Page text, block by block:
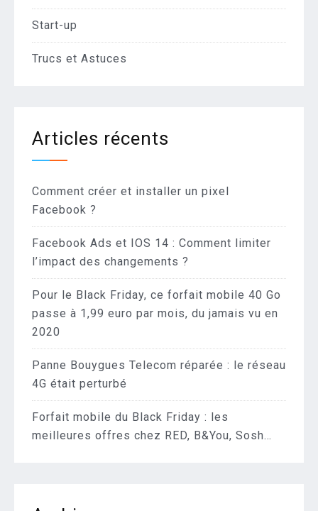
Start-up
Trucs et Astuces
Articles récents
Comment créer et installer un pixel
Facebook ?
Facebook Ads et IOS 14 : Comment limiter
l’impact des changements ?
Pour le Black Friday, ce forfait mobile 40 Go
passe à 1,99 euro par mois, du jamais vu en
2020
Panne Bouygues Telecom réparée : le réseau
4G était perturbé
Forfait mobile du Black Friday : les
meilleures offres chez RED, B&You, Sosh…